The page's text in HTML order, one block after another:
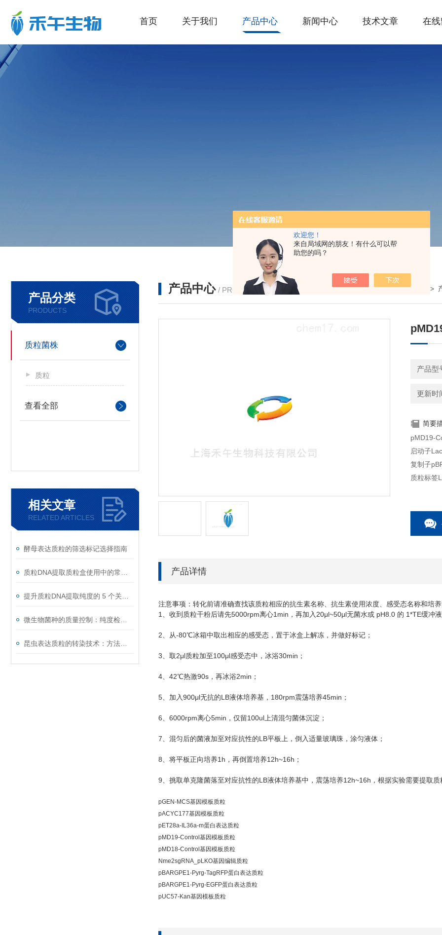
欢迎您！
来自局域网的朋友！有什么可以帮
助您的吗？
首页 关于我们 产品中心 新闻中心 技术文章 在
产品分类
PRODUCTS
质粒菌株
质粒
查看全部
相关文章
RELATED ARTICLES
酵母表达质粒的筛选标记选择指南
产品中心 / PRODUCTS 我的位置： >
产品型
更新时
简要
pMD19-
启动子
复制子
质粒标签
培养条
5'测序引
产品详情
注意事项：转化前请准确查找该质粒相应的抗生素名称、抗生素使用浓度、感受态名称和培
1 、收到质粒干粉后请先5000rpm离心1min ，再加入 20μl~50μl无菌水或 pH8.0 的 1*TE缓冲
2、从-80℃冰箱中取出相应的感受态，置于冰盒上解冻，并做好标记；
3、取 2μl质粒加至 100μl感受态中，冰浴30min ；
4、 42℃热激90s ，再冰浴2min ；
5、加入900μl无抗的LB液体培养基， 180rpm震荡培养45min ；
6、 6000rpm离心5min ，仅留100ul上清混匀菌体沉淀；
7、混匀后的菌液加至对应抗性的LB平板上，倒入适量玻璃珠，涂匀液体；
8、将平板正向培养1h ，再倒置培养12h~16h ；
9、挑取单克隆菌落至对应抗性的LB液体培养基中，震荡培养12h~16h ，根据实验需要提取质
pGEN-MCS基因模板质粒
pACYC177基因模板质粒
pET28a-IL36a-m蛋白表达质粒
pMD19-Control基因模板质粒
pMD18-Control基因模板质粒
Nme2sgRNA_pLKO基因编辑质粒
pBARGPE1-Pyrg-TagRFP蛋白表达质粒
pBARGPE1-Pyrg-EGFP蛋白表达质粒
pUC57-Kan基因模板质粒